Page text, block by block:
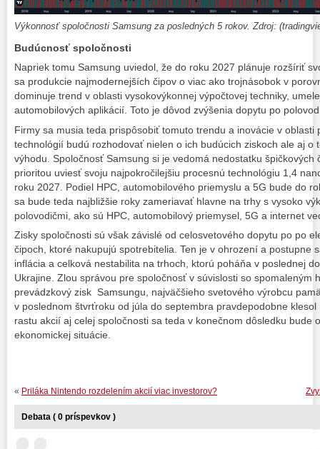
Výkonnosť spoločnosti Samsung za posledných 5 rokov. Zdroj:
Budúcnosť spoločnosti
Napriek tomu Samsung uviedol, že do roku 2027 plánuje rozšíriť
sa produkcie najmodernejších čipov o viac ako trojnásobok v
dominuje trend v oblasti vysokovýkonnej výpočtovej techniky,
automobilových aplikácií. Toto je dôvod zvýšenia dopytu po
Firmy sa musia teda prispôsobiť tomuto trendu a inovácie v oblasti
technológií budú rozhodovať nielen o ich budúcich ziskoch ale aj o
výhodu. Spoločnosť Samsung si je vedomá nedostatku špičkových
prioritou uviesť svoju najpokročilejšiu procesnú technológiu 1,4
roku 2027. Podiel HPC, automobilového priemyslu a 5G bude do
sa bude teda najbližšie roky zameriavať hlavne na trhy s vysoko
polovodičmi, ako sú HPC, automobilový priemysel, 5G a internet
Zisky spoločnosti sú však závislé od celosvetového dopytu po po
čipoch, ktoré nakupujú spotrebitelia. Ten je v ohrození a postupne
inflácia a celková nestabilita na trhoch, ktorú poháňa v poslednej
Ukrajine. Zlou správou pre spoločnosť v súvislosti so spomaleným
prevádzkový zisk Samsungu, najväčšieho svetového výrobcu
v poslednom štvrťroku od júla do septembra pravdepodobne klesol
rastu akcií aj celej spoločnosti sa teda v konečnom dôsledku bude
ekonomickej situácie.
« Priláka Nintendo rozdelením akcií viac investorov?
Debata ( 0 príspevkov )